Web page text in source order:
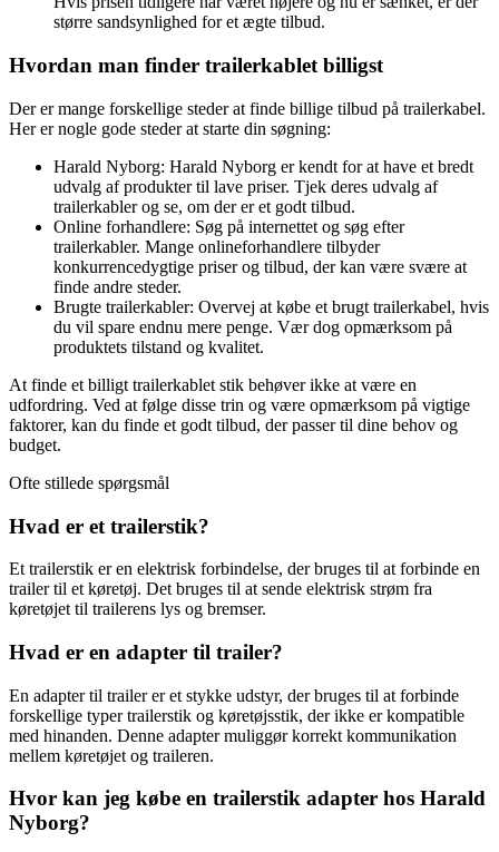
større sandsynlighed for et ægte tilbud.
Hvordan man finder trailerkablet billigst
Der er mange forskellige steder at finde billige tilbud på trailerkabel.
Her er nogle gode steder at starte din søgning:
Harald Nyborg: Harald Nyborg er kendt for at have et bredt
udvalg af produkter til lave priser. Tjek deres udvalg af
trailerkabler og se, om der er et godt tilbud.
Online forhandlere: Søg på internettet og søg efter
trailerkabler. Mange onlineforhandlere tilbyder
konkurrencedygtige priser og tilbud, der kan være svære at
finde andre steder.
Brugte trailerkabler: Overvej at købe et brugt trailerkabel, hvis
du vil spare endnu mere penge. Vær dog opmærksom på
produktets tilstand og kvalitet.
At finde et billigt trailerkablet stik behøver ikke at være en
udfordring. Ved at følge disse trin og være opmærksom på vigtige
faktorer, kan du finde et godt tilbud, der passer til dine behov og
budget.
Ofte stillede spørgsmål
Hvad er et trailerstik?
Et trailerstik er en elektrisk forbindelse, der bruges til at forbinde en
trailer til et køretøj. Det bruges til at sende elektrisk strøm fra
køretøjet til trailerens lys og bremser.
Hvad er en adapter til trailer?
En adapter til trailer er et stykke udstyr, der bruges til at forbinde
forskellige typer trailerstik og køretøjsstik, der ikke er kompatible
med hinanden. Denne adapter muliggør korrekt kommunikation
mellem køretøjet og traileren.
Hvor kan jeg købe en trailerstik adapter hos Harald
Nyborg?